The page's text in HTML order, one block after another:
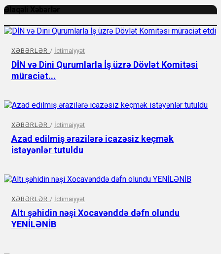
Əlaqəli Xəbərlər
XƏBƏRLƏR / İctimaiyyət
DİN və Dini Qurumlarla İş üzrə Dövlət Komitəsi
müraciət...
XƏBƏRLƏR / İctimaiyyət
Azad edilmiş ərazilərə icazəsiz keçmək
istəyənlər tutuldu
XƏBƏRLƏR / İctimaiyyət
Altı şəhidin nəşi Xocavənddə dəfn olundu
YENİLƏNİB